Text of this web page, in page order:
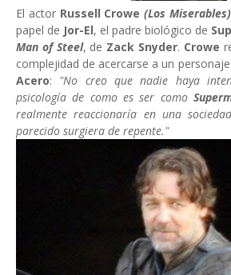
El actor Russell Crowe(Los Miserables)
papel de Jor-El, el padre biológico de
Man of Steel, de Zack Snyder. Crowe
complejidad de acercarse a un
Acero: "No creo que nadie haya
psicología de como es ser como
realmente reaccionaría en una
parecido surgiera de repente."